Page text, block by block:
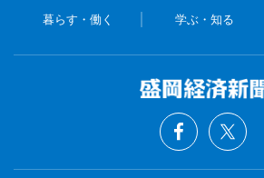
暮らす・働く 学ぶ・知る